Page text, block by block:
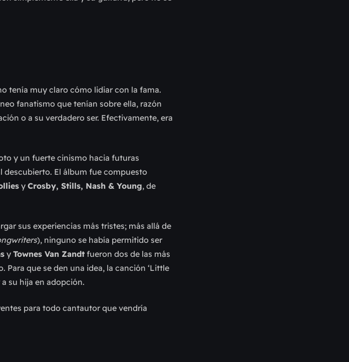
tenía muy claro cómo lidiar con la fama.
fanatismo que tenían sobre ella, razón
o a su verdadero ser. Efectivamente, era
y un fuerte cinismo hacia futuras
descubierto. El álbum fue compuesto
y Crosby, Stills, Nash & Young, de
sus experiencias más tristes; más allá de
), ninguno se había permitido ser
y Townes Van Zandt fueron dos de las más
que se den una idea, la canción ‘Little
su hija en adopción.
para todo cantautor que vendría